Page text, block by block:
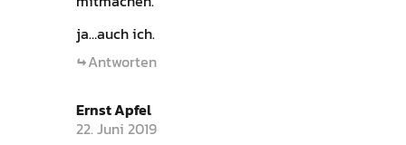
ja…auch ich.
Antworten
Ernst Apfel
22. Juni 2019